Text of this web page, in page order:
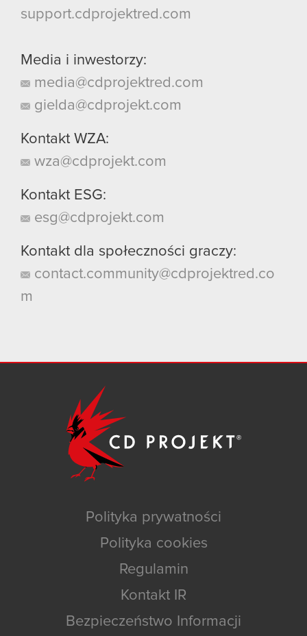
support.cdprojektred.com
Media i inwestorzy:
media@cdprojektred.com
gielda@cdprojekt.com
Kontakt WZA:
wza@cdprojekt.com
Kontakt ESG:
esg@cdprojekt.com
Kontakt dla społeczności graczy:
contact.community@cdprojektred.co
m
Polityka prywatności
Polityka cookies
Regulamin
Kontakt IR
Bezpieczeństwo Informacji